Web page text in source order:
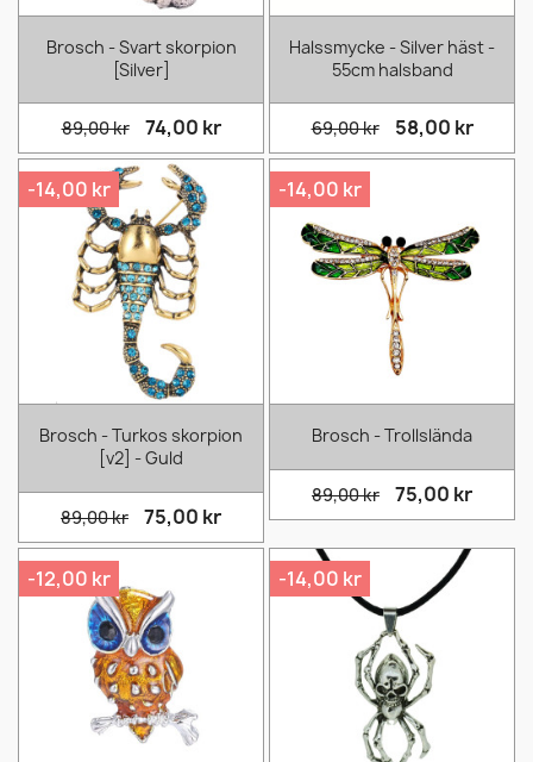
Brosch - Svart skorpion
[Silver]
89,00 kr 74,00 kr
Halssmycke - Silver häst -
55cm halsband
69,00 kr 58,00 kr
Brosch - Turkos skorpion
[v2] - Guld
89,00 kr 75,00 kr
-14,00 kr
Brosch - Trollslända
89,00 kr 75,00 kr
-14,00 kr
-12,00 kr -14,00 kr